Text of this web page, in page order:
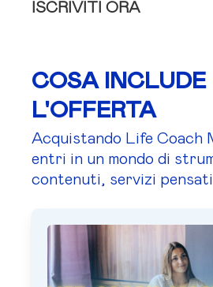
ISCRIVITI ORA
COSA INCLUDE
L'OFFERTA
Acquistando Life Coach
entri in un mondo di
contenuti, servizi